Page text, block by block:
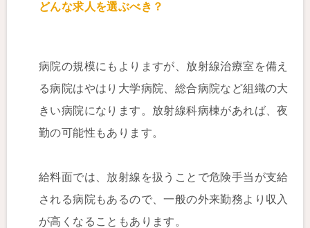
どんな求人を選ぶべき？
病院の規模にもよりますが、放射線治療室を備え
る病院はやはり大学病院、総合病院など組織の大
きい病院になります。放射線科病棟があれば、夜
勤の可能性もあります。
給料面では、放射線を扱うことで危険手当が支給
される病院もあるので、一般の外来勤務より収入
が高くなることもあります。